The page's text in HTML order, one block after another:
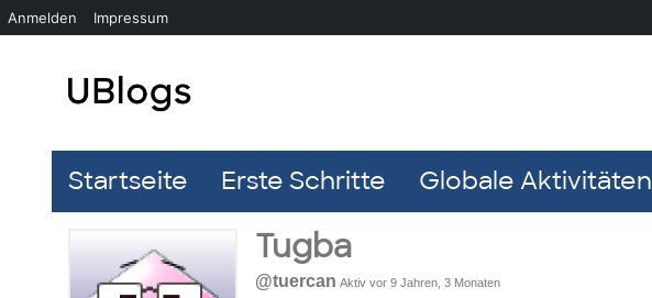
Startseite Erste Schritte Globale Aktivitäten
Tugba
@tuercan Aktiv vor 9 Jahren, 3 Monaten
Anmelden Impressum